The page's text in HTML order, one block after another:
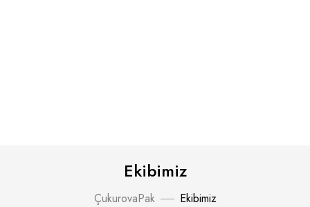
Ekibimiz
ÇukurovaPak Ekibimiz